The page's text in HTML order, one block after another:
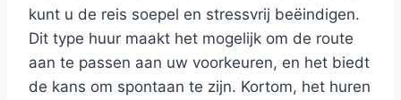
kunt u de reis soepel en stressvrij beëindigen.
Dit type huur maakt het mogelijk om de route
aan te passen aan uw voorkeuren, en het biedt
de kans om spontaan te zijn. Kortom, het huren